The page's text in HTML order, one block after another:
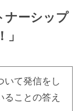
ナーシップ
いて発信をし
ことの答え